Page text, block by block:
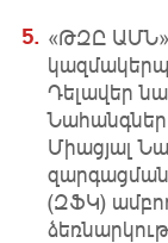
«ԹԶԸ ԱՄՆ»
Դելավեր
Միացյալ
(ԶՖԿ)